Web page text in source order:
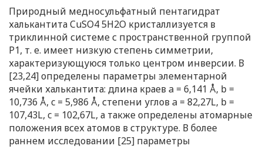
Природный медносульфатный пентагидрат
халькантита CuSO4 5H2O кристаллизуется в
триклинной системе с пространственной группой
P1, т. е. имеет низкую степень симметрии,
характеризующуюся только центром инверсии. В
[23,24] определены параметры элементарной
ячейки халькантита: длина краев a = 6,141 Å, b =
10,736 Å, c = 5,986 Å, степени углов a = 82,27L, b =
107,43L, c = 102,67L, а также определены атомарные
положения всех атомов в структуре. В более
раннем исследовании [25] параметры